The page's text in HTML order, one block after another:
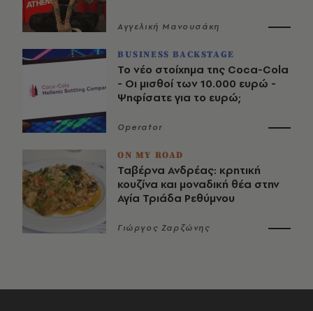
Αγγελική Μανουσάκη
BUSINESS BACKSTAGE
Το νέο στοίχημα της Coca-Cola
- Οι μισθοί των 10.000 ευρώ -
Ψηφίσατε για το ευρώ;
Operator
ON MY ROAD
Ταβέρνα Ανδρέας: κρητική
κουζίνα και μοναδική θέα στην
Αγία Τριάδα Ρεθύμνου
Γιώργος Ζαρζώνης